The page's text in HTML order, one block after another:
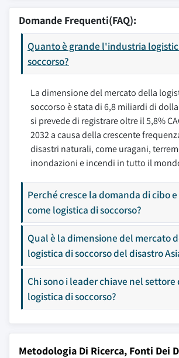
Domande Frequenti(FAQ):
Quanto è grande l'industria
soccorso?
La dimensione del mercato della
soccorso è stata di 6,8 miliardi di
si prevede di registrare oltre il 5,8%
2032 a causa della crescente
disastri naturali, come uragani,
inondazioni e incendi in tutto il
Perché cresce la domanda di cibo
come logistica di soccorso?
Qual è la dimensione del mercato
logistica di soccorso del disastro
Chi sono i leader chiave nel settore
logistica di soccorso?
Metodologia Di Ricerca, Fonti Dei